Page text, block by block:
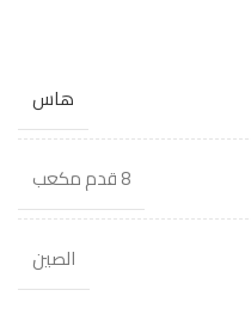
هاس
8 قدم مكعب
الصين